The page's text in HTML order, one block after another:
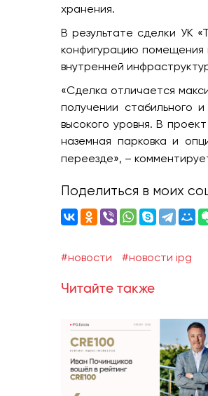
хранения.
В результате сделки УК
конфигурацию помещения
внутренней
«Сделка отличается
получении стабильного
высокого уровня. В
наземная парковка и
переезде», –
Поделиться в моих
#новости #новости ipg
Читайте также